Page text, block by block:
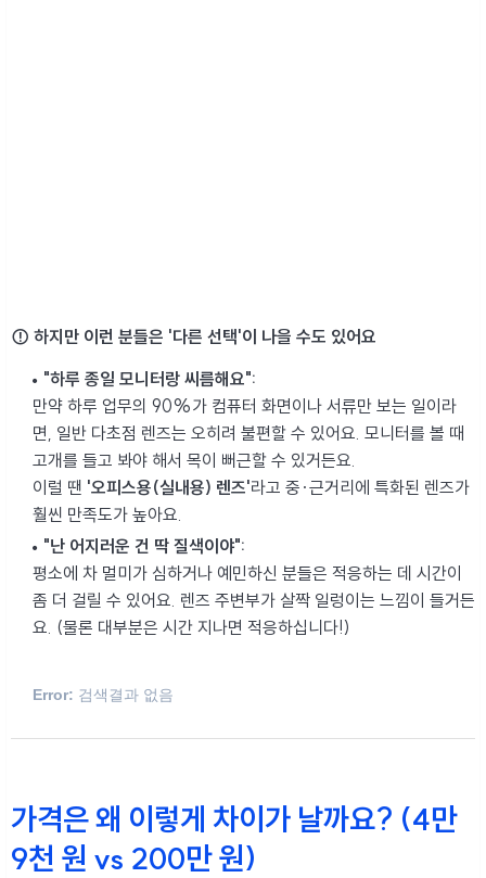
⚠ 하지만 이런 분들은 '다른 선택'이 나을 수도 있어요
"하루 종일 모니터랑 씨름해요":
만약 하루 업무의 90%가 컴퓨터 화면이나 서류만 보는 일이라
면, 일반 다초점 렌즈는 오히려 불편할 수 있어요. 모니터를 볼 때
고개를 들고 봐야 해서 목이 뻐근할 수 있거든요.
이럴 땐 '오피스용(실내용) 렌즈'라고 중·근거리에 특화된 렌즈가
훨씬 만족도가 높아요.
"난 어지러운 건 딱 질색이야":
평소에 차 멀미가 심하거나 예민하신 분들은 적응하는 데 시간이
좀 더 걸릴 수 있어요. 렌즈 주변부가 살짝 일렁이는 느낌이 들거든
요. (물론 대부분은 시간 지나면 적응하십니다!)
Error: 검색결과 없음
가격은 왜 이렇게 차이가 날까요? (4만
9천 원 vs 200만 원)